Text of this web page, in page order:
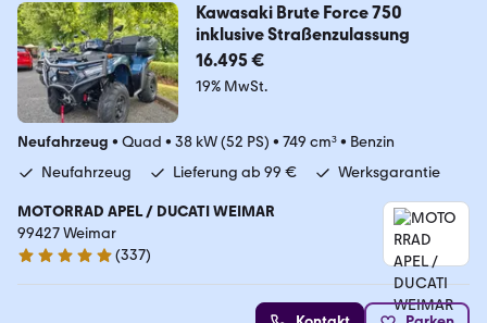
Kawasaki Brute Force 750
inklusive Straßenzulassung
16.495 €
19% MwSt.
Neufahrzeug • Quad • 38 kW (52 PS) • 749 cm³• Benzin
Neufahrzeug
Lieferung ab 99 € Werksgarantie
MOTORRAD APEL / DUCATI WEIMAR
99427 Weimar
4.9 Sterne
(337)